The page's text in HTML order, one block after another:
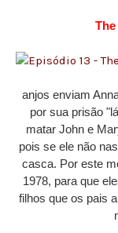
anjos enviam
por sua prisão
matar John e
pois se ele não
casca. Por este
1978, para que
filhos que os pais